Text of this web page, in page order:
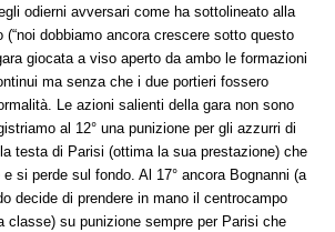
odierni avversari come ha sottolineato alla
dobbiamo ancora crescere sotto questo
giocata a viso aperto da ambo le formazioni
ma senza che i due portieri fossero
Le azioni salienti della gara non sono
al 12° una punizione per gli azzurri di
testa di Parisi (ottima la sua prestazione) che
si perde sul fondo. Al 17° ancora Bognanni (a
decide di prendere in mano il centrocampo
classe) su punizione sempre per Parisi che